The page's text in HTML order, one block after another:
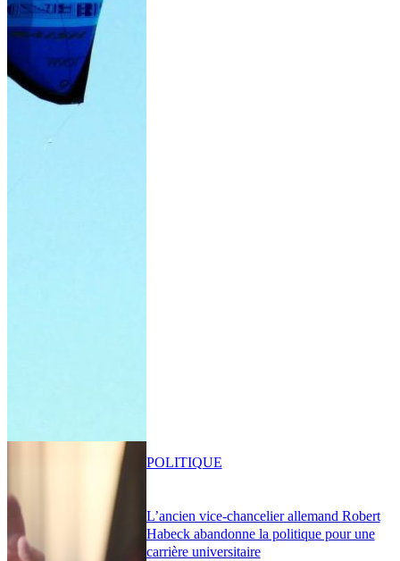
L’ancien vice-chancelier allemand Robert
Habeck abandonne la politique pour une
carrière universitaire
POLITIQUE